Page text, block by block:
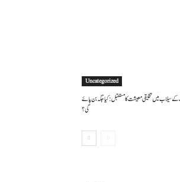
Uncategorized
سیلاب میں تخلیقی معیشت کا مستقبل: کیا جگہ بن پائے
گی؟